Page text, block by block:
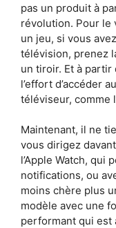
pas un produit à
révolution. Pour le
un jeu, si vous
télévision, prenez
un tiroir. Et à partir
l’effort d’accéder
téléviseur, comme
Maintenant, il ne
vous dirigez
l’Apple Watch, qui
notifications, ou
moins chère plus
modèle avec une
performant qui est